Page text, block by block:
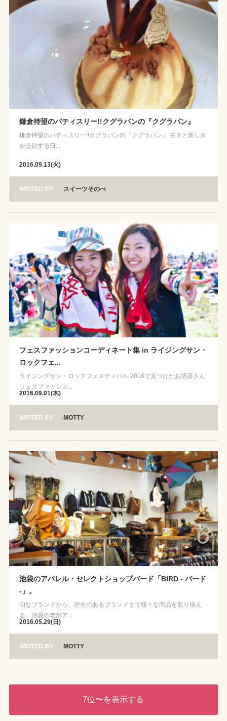
4
鎌倉待望のパティスリー!!クグラパンの『クグラパン』
鎌倉待望のパティスリー!!クグラパンの『クグラパン』 古きと新しき
が交錯する日...
2016.09.13(火)
WRITED BY スイーツそのべ
5
フェスファッションコーディネート集 in ライジングサン・
ロックフェ...
ライジングサン・ロックフェスティバル 2016で見つけたお洒落さん
フェスファッショ...
2016.09.01(木)
WRITED BY MOTTY
6
池袋のアパレル・セレクトショップバード「BIRD - バード
-」。
旬なブランドから、歴史のあるブランドまで様々な商品を取り揃え
る、池袋の老舗ア...
2016.05.29(日)
WRITED BY MOTTY
7位〜を表示する